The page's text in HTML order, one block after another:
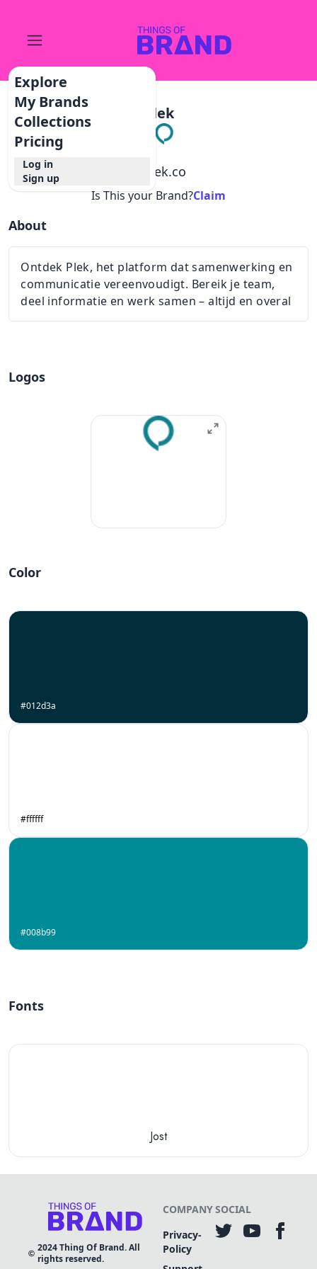
Explore
My Brands
Collections
Pricing
Log in
Sign up
Plek
plek.co
Is This your Brand?Claim
About
Ontdek Plek, het platform dat samenwerking en
communicatie vereenvoudigt. Bereik je team,
deel informatie en werk samen – altijd en overal
Logos
Color
#012d3a
#ffffff
#008b99
Fonts
Jost
2024Thing Of Brand. All
rights reserved.
COMPANY
Privacy-
Policy
SOCIAL